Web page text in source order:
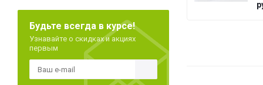
Будьте всегда в курсе!
Узнавайте о скидках и акциях
первым